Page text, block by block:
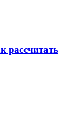
рассчитать